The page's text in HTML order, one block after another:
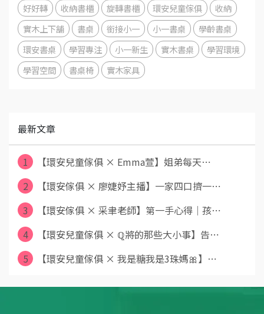
好好轉
收納書櫃 旋轉書櫃 環安兒童傢俱
收納
實木上下舖
書桌 銜接小一 小一書桌
學齡書桌
環安書桌
學習專注 小一新生 實木書桌
學習環境
學習空間
書桌椅 實木家具
最新文章
1
【環安兒童傢俱 × Emma萱】姐弟每天⋯
2
【環安傢俱 × 廖婕妤主播】一家四口擠一⋯
3
【環安傢俱 × 采聿老師】第一手心得｜孩⋯
4
【環安兒童傢俱 × ℚ將的那些大小事】告⋯
5
【環安兒童傢俱 × 我是糖我是3珠媽🎀】⋯